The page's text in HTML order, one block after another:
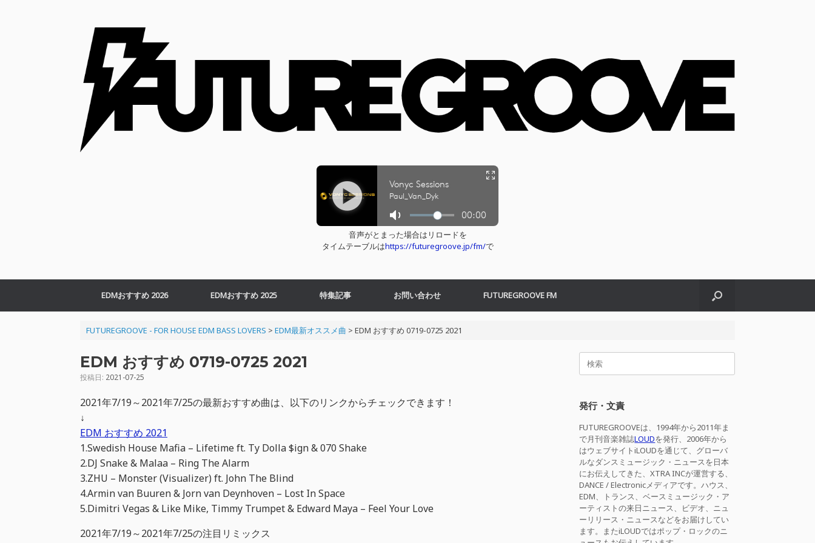
音声がとまった場合はリロードを
タイムテーブルはhttps://futuregroove.jp/fm/で
EDMおすすめ 2026 EDMおすすめ 2025 特集記事 お問い合わせ FUTUREGROOVE FM
FUTUREGROOVE - FOR HOUSE EDM BASS LOVERS > EDM最新オススメ曲 > EDM おすすめ 0719-0725 2021
EDM おすすめ 0719-0725 2021
投稿日: 2021-07-25
2021年7/19～2021年7/25の最新おすすめ曲は、以下のリンクからチェックできます！
↓
EDM おすすめ 2021
1.Swedish House Mafia – Lifetime ft. Ty Dolla $ign & 070 Shake
2.DJ Snake & Malaa – Ring The Alarm
3.ZHU – Monster (Visualizer) ft. John The Blind
4.Armin van Buuren & Jorn van Deynhoven – Lost In Space
5.Dimitri Vegas & Like Mike, Timmy Trumpet & Edward Maya – Feel Your Love
2021年7/19～2021年7/25の注目リミックス
検
発行・文責
FUTUREGROOVEは、1994年から2011年ま
で月刊音楽雑誌LOUDを発行、2006年から
はウェブサイトiLOUDを通じて、グローバ
ルなダンスミュージック・ニュースを日本
にお伝えしてきた、XTRA INCが運営する、
DANCE / Electronicメディアです。ハウス、
EDM、トランス、ベースミュージック・ア
ーティストの来日ニュース、ビデオ、ニュ
ーリリース・ニュースなどをお届けしてい
ます。またiLOUDではポップ・ロックのニ